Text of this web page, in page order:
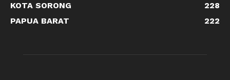
KOTA SORONG
228
PAPUA BARAT
222